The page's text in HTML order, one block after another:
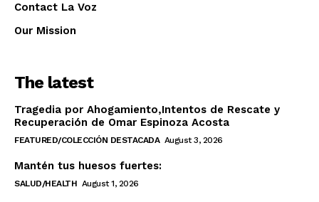
Contact La Voz
Our Mission
The latest
Tragedia por Ahogamiento,Intentos de Rescate y
Recuperación de Omar Espinoza Acosta
FEATURED/COLECCIÓN DESTACADA August 3, 2026
Mantén tus huesos fuertes:
SALUD/HEALTH August 1, 2026